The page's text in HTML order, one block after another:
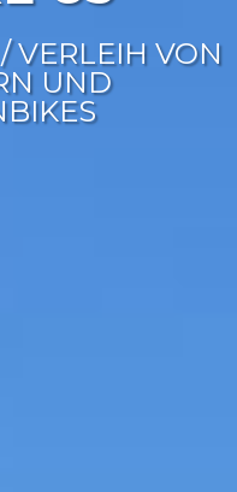
VERLEIH VON
UND